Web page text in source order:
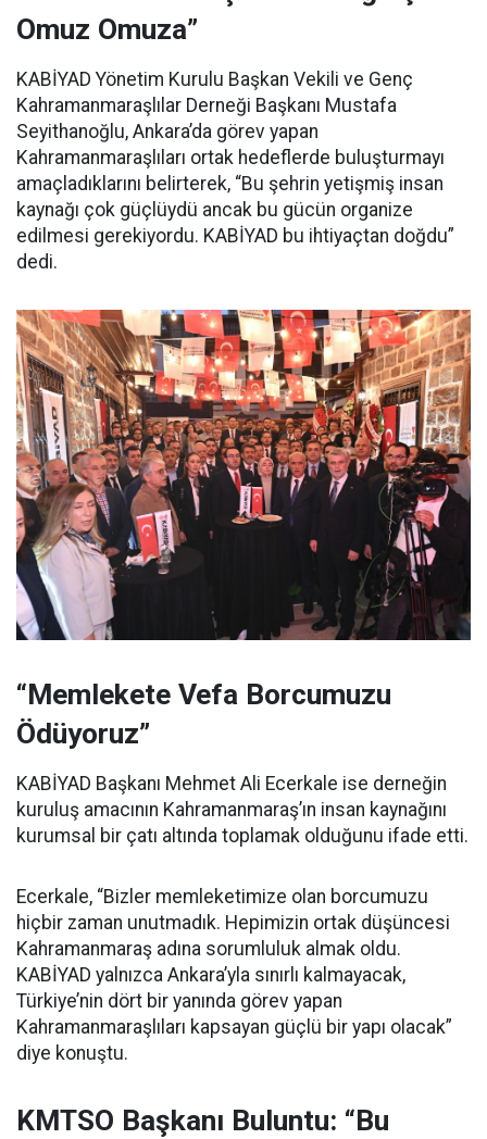
Omuz Omuza”
KABİYAD Yönetim Kurulu Başkan Vekili ve Genç
Kahramanmaraşlılar Derneği Başkanı Mustafa
Seyithanoğlu, Ankara’da görev yapan
Kahramanmaraşlıları ortak hedeflerde buluşturmayı
amaçladıklarını belirterek, “Bu şehrin yetişmiş insan
kaynağı çok güçlüydü ancak bu gücün organize
edilmesi gerekiyordu. KABİYAD bu ihtiyaçtan doğdu”
dedi.
“Memlekete Vefa Borcumuzu
Ödüyoruz”
KABİYAD Başkanı Mehmet Ali Ecerkale ise derneğin
kuruluş amacının Kahramanmaraş’ın insan kaynağını
kurumsal bir çatı altında toplamak olduğunu ifade etti.
Ecerkale, “Bizler memleketimize olan borcumuzu
hiçbir zaman unutmadık. Hepimizin ortak düşüncesi
Kahramanmaraş adına sorumluluk almak oldu.
KABİYAD yalnızca Ankara’yla sınırlı kalmayacak,
Türkiye’nin dört bir yanında görev yapan
Kahramanmaraşlıları kapsayan güçlü bir yapı olacak”
diye konuştu.
KMTSO Başkanı Buluntu: “Bu